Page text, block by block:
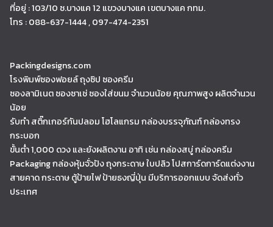
ที่อยู่ : 103/10 ซ.บางแค 12 แขวงบางแค เขตบางแค กทม.
โทร : 088-637-1444 , 097-474-2351
Packingdesigns.com
โรงพิมพ์ซองฟอยล์ ถุงซิป ซองครีม
ซองลามิเนต ซองซาเช่ ซองใส่ขนม จำนวนน้อย คุณภาพสูง ผลิตจำนวน
น้อย
รับทำ สติ๊กเกอร์กันปลอม โฮโลแกรม กล่องบรรจุภัณฑ์ กล่องทรง
กระบอก
ขั้นต่ำ 1,000 ดวง และยังผลิตงาน อาทิ เช่น กล่องสบู่ กล่องครีม
Packaging กล่องหุ้มจั่วปัง ถุงกระดาษ ใบปลิว โปสการ์ดการ์ดแต่งงาน
สายคาด กระดาษ ตู้ป้ายไฟ ป้ายธงญี่ปุ่น มีบริการออกแบบ จัดส่งทั่ว
ประเทศ